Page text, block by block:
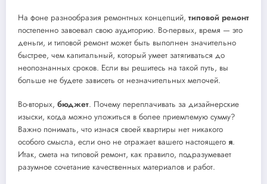
На фоне разнообразия ремонтных концепций, типовой ремонт
постепенно завоевал свою аудиторию. Во-первых, время — это
деньги, и типовой ремонт может быть выполнен значительно
быстрее, чем капитальный, который умеет затягиваться до
неопознанных сроков. Если вы решитесь на такой путь, вы
больше не будете зависеть от незначительных мелочей.
Во-вторых, бюджет. Почему переплачивать за дизайнерские
изыски, когда можно уложиться в более приемлемую сумму?
Важно понимать, что изнася своей квартиры нет никакого
особого смысла, если оно не отражает вашего настоящего я.
Итак, смета на типовой ремонт, как правило, подразумевает
разумное сочетание качественных материалов и работ.